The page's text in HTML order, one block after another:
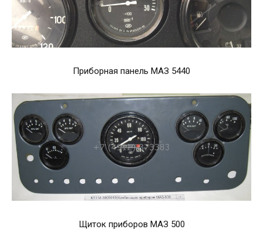
Приборная панель МАЗ 5440
Щиток приборов МАЗ 500